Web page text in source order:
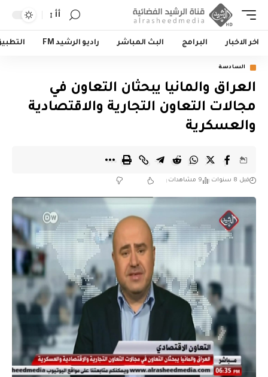
أأ
اخر الاخبار البرامج البث المباشر راديو الرشيد FM
السادسة
العراق والمانيا يبحثان التعاون في
مجالات التعاون التجارية والاقتصادية
والعسكرية
قبل 8 سنوات 9 مشاهدات